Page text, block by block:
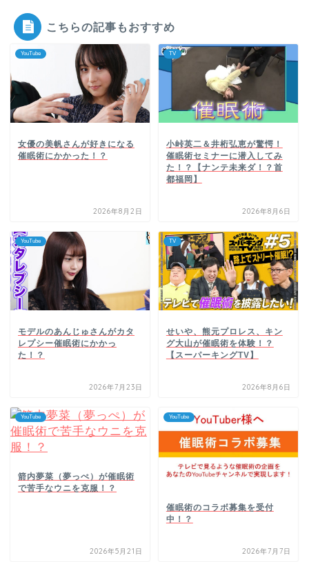
こちらの記事もおすすめ
YouTube
女優の美帆さんが好きになる
催眠術にかかった！？
2026年8月2日
TV
小峠英二＆井桁弘恵が驚愕！
催眠術セミナーに潜入してみ
た！？【ナンテ未来ダ！？首
都福岡】
2026年8月6日
YouTube
モデルのあんじゅさんがカタ
レプシー催眠術にかかっ
た！？
2026年7月23日
TV
せいや、熊元プロレス、キン
グ大山が催眠術を体験！？
【スーパーキングTV】
2026年8月6日
YouTube
箭内夢菜（夢っぺ）が催眠術
で苦手なウニを克服！？
2026年5月21日
YouTube
催眠術のコラボ募集を受付
中！？
2026年7月7日